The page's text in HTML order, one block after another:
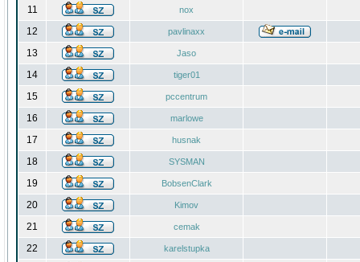
11 nox
12 pavlinaxx
13 Jaso
14 tiger01
15 pccentrum
16 marlowe
17 husnak
18 SYSMAN
19 BobsenClark
20 Kimov
21 cemak
22 karelstupka